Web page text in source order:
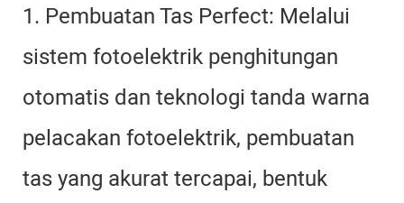
1. Pembuatan Tas Perfect: Melalui
sistem fotoelektrik penghitungan
otomatis dan teknologi tanda warna
pelacakan fotoelektrik, pembuatan
tas yang akurat tercapai, bentuk